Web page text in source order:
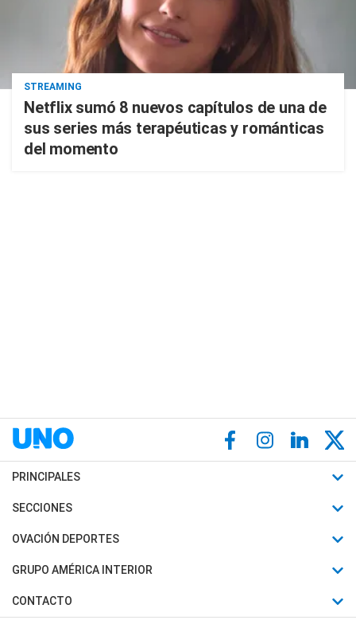
STREAMING
Netflix sumó 8 nuevos capítulos de una de
sus series más terapéuticas y románticas
del momento
PRINCIPALES
Últimas Noticias
Política
Judiciales
SECCIONES
Horóscopo
Motores
Trucos caseros
OVACIÓN DEPORTES
Fútbol
Mundial
GRUPO AMÉRICA INTERIOR
Canal 7 en Vivo
CONTACTO